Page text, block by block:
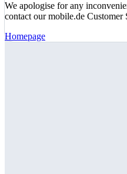
We apologise for any
contact our mobile.de
Homepage